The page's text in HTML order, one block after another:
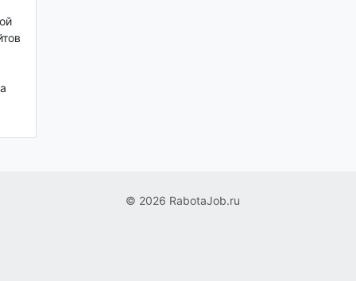
© 2026 RabotaJob.ru